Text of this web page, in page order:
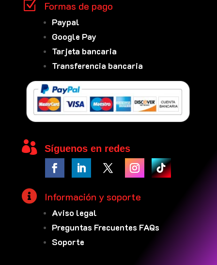
Z Formas de pago
Paypal
Google Pay
Tarjeta bancaria
Transferencia bancaria
 Síguenos en redes
 Información y soporte
Aviso legal
Preguntas Frecuentes FAQs
Soporte